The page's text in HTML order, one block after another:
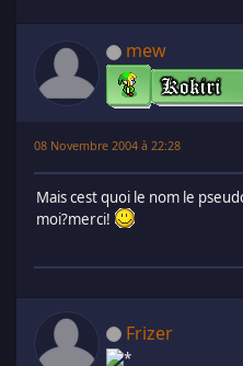
mew
08 Novembre 2004 à 22:28
Mais cest quoi le nom le
moi?merci!
Frizer